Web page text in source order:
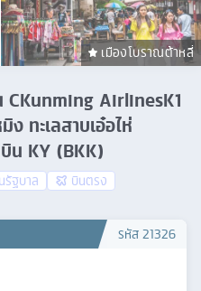
เมืองโบราณต้าหลี่
AirlinesK1
ทะเลสาบเอ๋อไห่
น KY (BKK)
รัฐบาล บินตรง
รหัส21326